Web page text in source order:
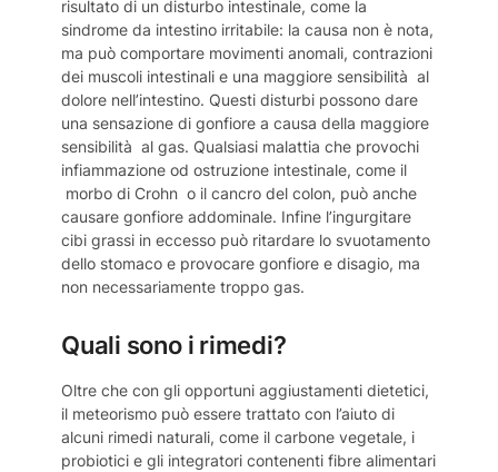
risultato di un disturbo intestinale, come la
sindrome da intestino irritabile: la causa non è nota,
ma può comportare movimenti anomali, contrazioni
dei muscoli intestinali e una maggiore sensibilità al
dolore nell’intestino. Questi disturbi possono dare
una sensazione di gonfiore a causa della maggiore
sensibilità al gas. Qualsiasi malattia che provochi
infiammazione od ostruzione intestinale, come il
morbo di Crohn o il cancro del colon, può anche
causare gonfiore addominale. Infine l’ingurgitare
cibi grassi in eccesso può ritardare lo svuotamento
dello stomaco e provocare gonfiore e disagio, ma
non necessariamente troppo gas.
Quali sono i rimedi?
Oltre che con gli opportuni aggiustamenti dietetici,
il meteorismo può essere trattato con l’aiuto di
alcuni rimedi naturali, come il carbone vegetale, i
probiotici e gli integratori contenenti fibre alimentari